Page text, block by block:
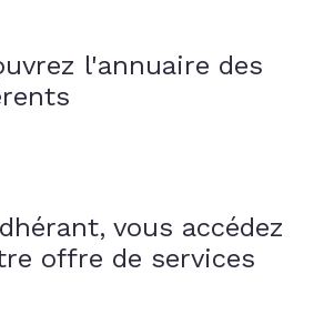
l'annuaire des
vous accédez
offre de services